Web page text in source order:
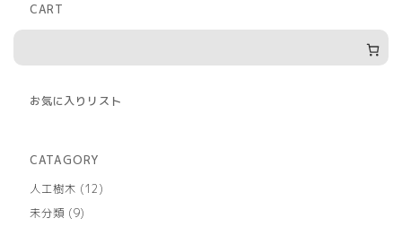
CART
お気に入りリスト
CATAGORY
人工樹木
1212
未分類 99